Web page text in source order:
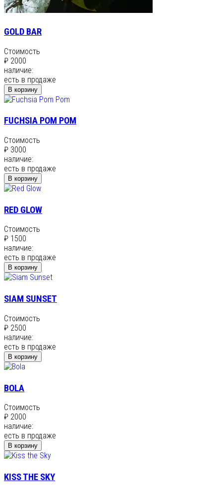
GOLD BAR
Стоимость
₽ 2000
наличие:
есть в продаже
В корзину
FUCHSIA POM POM
Стоимость
₽ 3000
наличие:
есть в продаже
В корзину
RED GLOW
Стоимость
₽ 1500
наличие:
есть в продаже
В корзину
SIAM SUNSET
Стоимость
₽ 2500
наличие:
есть в продаже
В корзину
BOLA
Стоимость
₽ 2000
наличие:
есть в продаже
В корзину
KISS THE SKY